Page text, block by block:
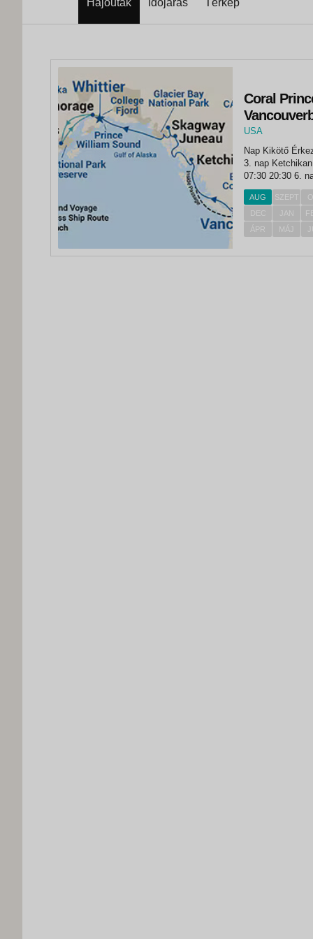
Hajóutak Időjárás Térkép
Coral
USA
Anchorage
Nap Kikötő Érkezés Indulás 1. nap
3. nap Ketchikan 06:00 14:00 4. nap
07:30 20:30 6. nap hajózás a Glacier Bay-nél 06:15 15:15 7. nap hajózás
a College Fjord-
AUG SZEPT
DEC
JAN
ÁPR
MÁJ